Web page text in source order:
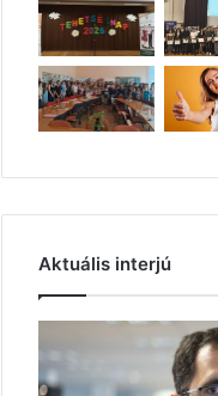
Aktuális interjú